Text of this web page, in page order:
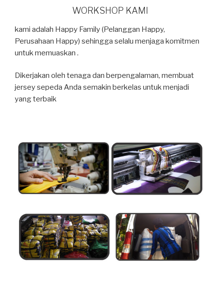
WORKSHOP KAMI
kami adalah Happy Family (Pelanggan Happy,
Perusahaan Happy) sehingga selalu menjaga komitmen
untuk memuaskan .
Dikerjakan oleh tenaga dan berpengalaman, membuat
jersey sepeda Anda semakin berkelas untuk menjadi
yang terbaik